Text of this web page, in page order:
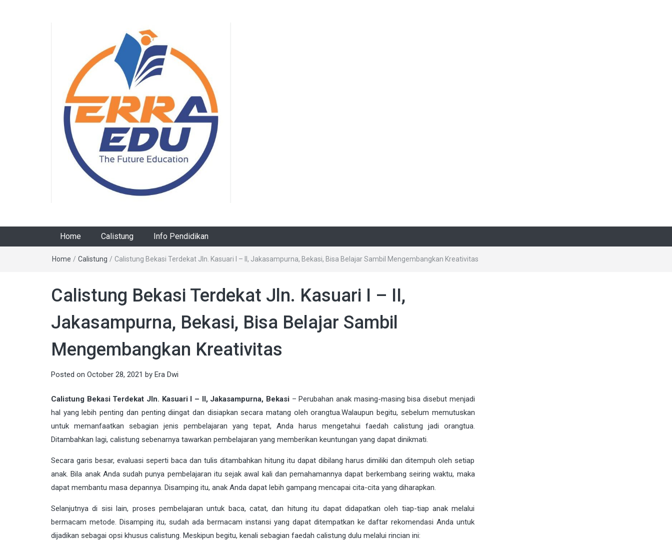
Home Calistung Info Pendidikan
Home / Calistung / Calistung Bekasi Terdekat Jln. Kasuari I – II, Jakasampurna, Bekasi, Bisa Belajar Sambil Mengembangkan Kreativitas
Calistung Bekasi Terdekat Jln. Kasuari I – II,
Jakasampurna, Bekasi, Bisa Belajar Sambil
Mengembangkan Kreativitas
Posted on October 28, 2021 by Era Dwi
Calistung Bekasi Terdekat Jln. Kasuari I – II, Jakasampurna, Bekasi –Perubahan anak masing-masing bisa disebut menjadi
hal yang lebih penting dan penting diingat dan disiapkan secara matang oleh orangtua.Walaupun begitu, sebelum memutuskan
untuk memanfaatkan sebagian jenis pembelajaran yang tepat, Anda harus mengetahui faedah calistung jadi orangtua.
Ditambahkan lagi, calistung sebenarnya tawarkan pembelajaran yang memberikan keuntungan yang dapat dinikmati.
Secara garis besar, evaluasi seperti baca dan tulis ditambahkan hitung itu dapat dibilang harus dimiliki dan ditempuh oleh setiap
anak. Bila anak Anda sudah punya pembelajaran itu sejak awal kali dan pemahamannya dapat berkembang seiring waktu, maka
dapat membantu masa depannya. Disamping itu, anak Anda dapat lebih gampang mencapai cita-cita yang diharapkan.
Selanjutnya di sisi lain, proses pembelajaran untuk baca, catat, dan hitung itu dapat didapatkan oleh tiap-tiap anak melalui
bermacam metode. Disamping itu, sudah ada bermacam instansi yang dapat ditempatkan ke daftar rekomendasi Anda untuk
dijadikan sebagai opsi khusus calistung. Meskipun begitu, kenali sebagian faedah calistung dulu melalui rincian ini: